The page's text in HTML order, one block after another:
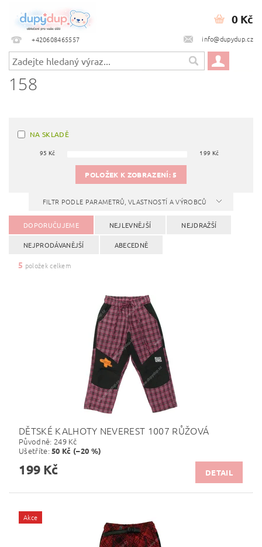
+420608465557 info@dupydup.cz
0 Kč
158
NA SKLADĚ
95 Kč 199 Kč
POLOŽEK K ZOBRAZENÍ:5
FILTR PODLE PARAMETRŮ, VLASTNOSTÍ A VÝROBCŮ
DOPORUČUJEME NEJLEVNĚJŠÍ NEJDRAŽŠÍ
NEJPRODÁVANĚJŠÍ ABECEDNĚ
5 položek celkem
DĚTSKÉ KALHOTY NEVEREST 1007 RŮŽOVÁ
Původně: 249 Kč
Ušetříte:50 Kč (–20 %)
199 Kč DETAIL
Akce